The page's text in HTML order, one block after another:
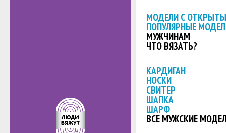
МОДЕЛИ С
ПОПУЛЯРНЫЕ
МУЖЧИНАМ
ЧТО ВЯЗАТЬ?
КАРДИГАН
НОСКИ
СВИТЕР
ШАПКА
ШАРФ
ВСЕ МУЖСКИЕ